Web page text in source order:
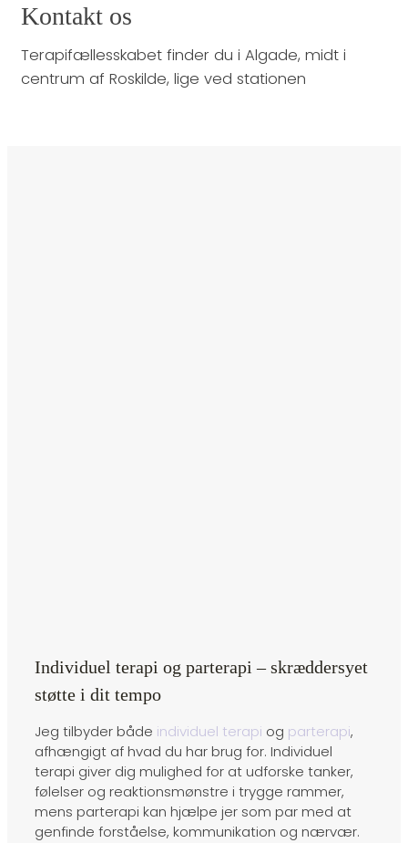
Kontakt os
Terapifællesskabet finder du i Algade, midt i
centrum af Roskilde, lige ved stationen
Individuel terapi og parterapi – skræddersyet
støtte i dit tempo
Jeg tilbyder både individuel terapi og parterapi,
afhængigt af hvad du har brug for. Individuel
terapi giver dig mulighed for at udforske tanker,
følelser og reaktionsmønstre i trygge rammer,
mens parterapi kan hjælpe jer som par med at
genfinde forståelse, kommunikation og nærvær.